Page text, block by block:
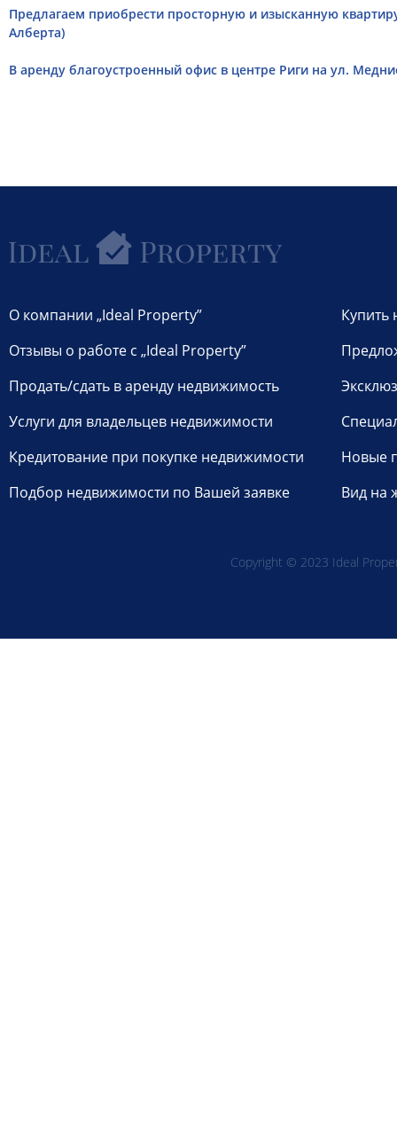
Предлагаем приобрести просторную и изысканную
Алберта)
В аренду благоустроенный офис в центре Риги на ул.
О компании „Ideal Property”
Отзывы о работе с „Ideal Property”
Продать/сдать в аренду недвижимость
Услуги для владельцев недвижимости
Кредитование при покупке недвижимости
Подбор недвижимости по Вашей заявке
Купить
Новые
Вид на
Copyright © 2023 Ideal